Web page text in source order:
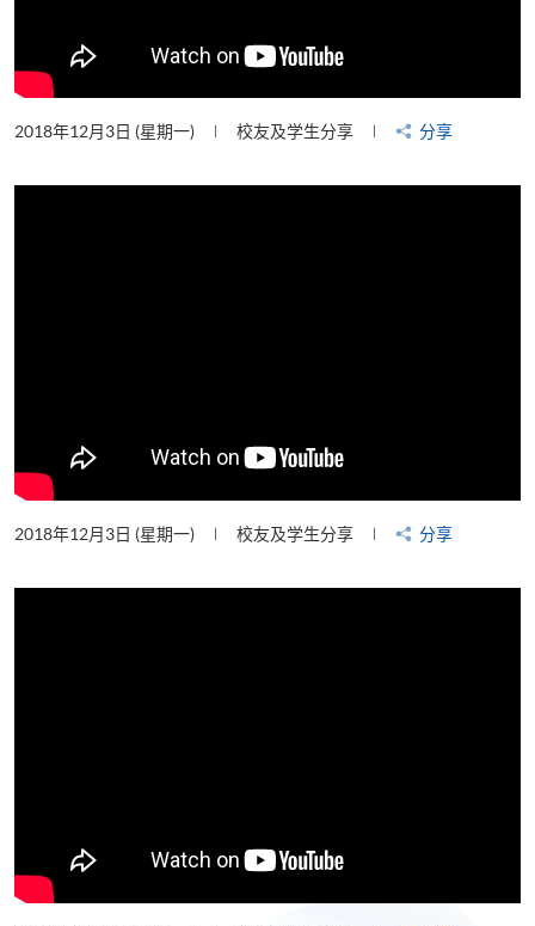
2018年12月3日 (星期一) 校友及学生分享 分享
2018年12月3日 (星期一) 校友及学生分享 分享